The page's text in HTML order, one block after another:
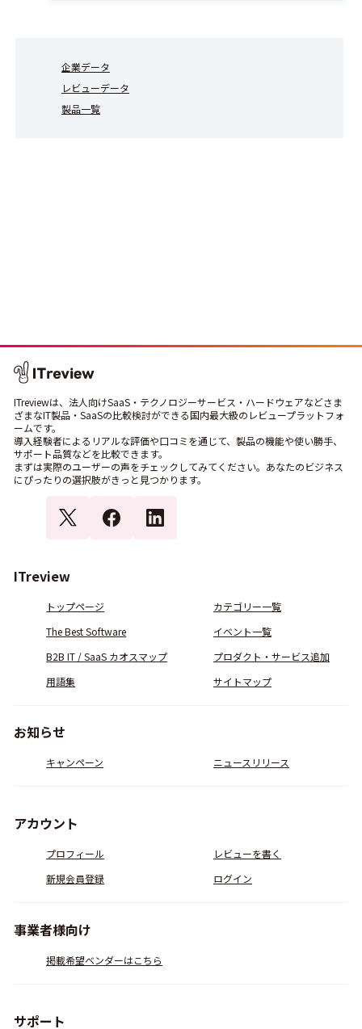
企業データ
レビューデータ
製品一覧
ITreviewは、法人向けSaaS・テクノロジーサービス・ハードウェアなどさま
ざまなIT製品・SaaSの比較検討ができる国内最大級のレビュープラットフォ
ームです。
導入経験者によるリアルな評価や口コミを通じて、製品の機能や使い勝手、
サポート品質などを比較できます。
まずは実際のユーザーの声をチェックしてみてください。あなたのビジネス
にぴったりの選択肢がきっと見つかります。
ITreview
トップページ
カテゴリー一覧
The Best Software
イベント一覧
B2B IT / SaaS カオスマップ
プロダクト・サービス追加
用語集
サイトマップ
お知らせ
キャンペーン ニュースリリース
アカウント
プロフィール
レビューを書く
新規会員登録
ログイン
事業者様向け
掲載希望ベンダーはこちら
サポート